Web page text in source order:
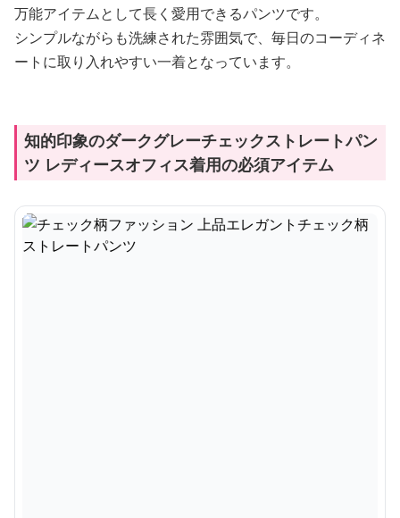
万能アイテムとして長く愛用できるパンツです。
シンプルながらも洗練された雰囲気で、毎日のコーディネ
ートに取り入れやすい一着となっています。
知的印象のダークグレーチェックストレートパン
ツ レディースオフィス着用の必須アイテム